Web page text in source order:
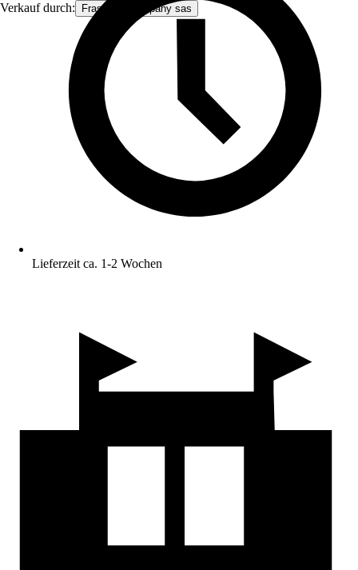
Verkauf durch: Frascio & company sas
Lieferzeit ca. 1-2 Wochen